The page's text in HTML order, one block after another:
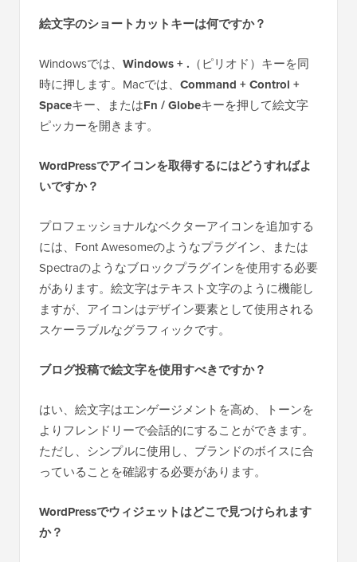
絵文字のショートカットキーは何ですか？
Windowsでは、 Windows + . （ピリオド）キーを同
時に押します。Macでは、 Command + Control +
Spaceキー、またはFn / Globeキーを押して絵文字
ピッカーを開きます。
WordPressでアイコンを取得するにはどうすればよ
いですか？
プロフェッショナルなベクターアイコンを追加する
には、Font Awesomeのようなプラグイン、または
Spectraのようなブロックプラグインを使用する必要
があります。絵文字はテキスト文字のように機能し
ますが、アイコンはデザイン要素として使用される
スケーラブルなグラフィックです。
ブログ投稿で絵文字を使用すべきですか？
はい、絵文字はエンゲージメントを高め、トーンを
よりフレンドリーで会話的にすることができます。
ただし、シンプルに使用し、ブランドのボイスに合
っていることを確認する必要があります。
WordPressでウィジェットはどこで見つけられます
か？